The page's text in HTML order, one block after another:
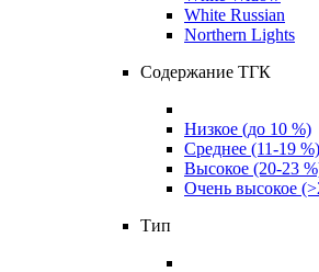
White Russian
Northern Lights
Содержание ТГК
Низкое (до 10 %)
Среднее (11-19 %)
Высокое (20-23
Очень высокое
Тип